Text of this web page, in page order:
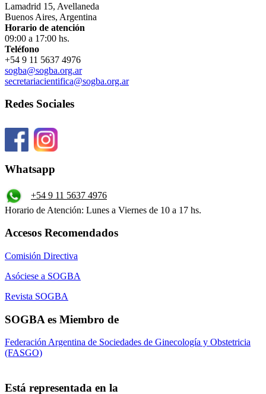
Lamadrid 15, Avellaneda
Buenos Aires, Argentina
Horario de atención
09:00 a 17:00 hs.
Teléfono
+54 9 11 5637 4976
sogba@sogba.org.ar
secretariacientifica@sogba.org.ar
Redes Sociales
Whatsapp
+54 9 11 5637 4976
Horario de Atención: Lunes a Viernes de 10 a 17 hs.
Accesos Recomendados
Comisión Directiva
Asóciese a SOGBA
Revista SOGBA
SOGBA es Miembro de
Federación Argentina de Sociedades de Ginecología y Obstetricia
(FASGO)
Está representada en la